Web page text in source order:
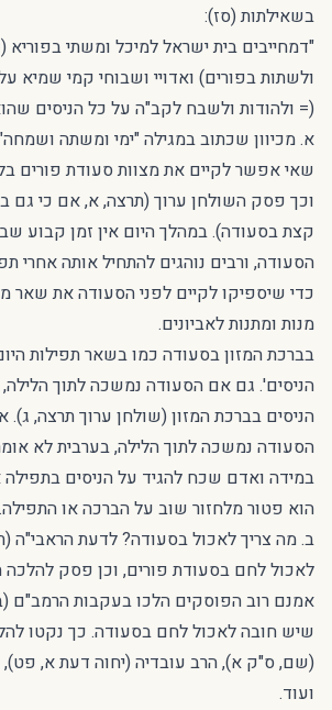
בשאילתות (סז):
"דמחייבים בית ישראל למיכל ומשתי בפוריא
ולשתות בפורים) ואדויי ושבוחי קמי שמיא
(= ולהודות ולשבח לקב"ה על כל הניסים
א. מכיוון שכתוב במגילה "ימי ומשתה
שאי אפשר לקיים את מצוות סעודת פורים
וכך פסק השולחן ערוך (תרצה, א, אם כי גם
קצת בסעודה). במהלך היום אין זמן קבוע
הסעודה, ורבים נוהגים להתחיל אותה אחרי
כדי שיספיקו לקיים לפני הסעודה את שאר
מנות ומתנות לאביונים.
בברכת המזון בסעודה כמו בשאר תפילות
הניסים'. גם אם הסעודה נמשכה לתוך הלילה,
הניסים בברכת המזון (שולחן ערוך תרצה,
הסעודה נמשכה לתוך הלילה, בערבית לא
במידה ואדם שכח להגיד על הניסים בתפילה
הוא פטור מלחזור שוב על הברכה או התפילה.
ב. מה צריך לאכול בסעודה? לדעת הראבי"ה
לאכול לחם בסעודת פורים, וכן פסק להלכה
אמנם רוב הפוסקים הלכו בעקבות הרמב"ם
שיש חובה לאכול לחם בסעודה. כך נקטו
(שם, ס"ק א), הרב עובדיה (יחוה דעת א, פט),
ועוד.